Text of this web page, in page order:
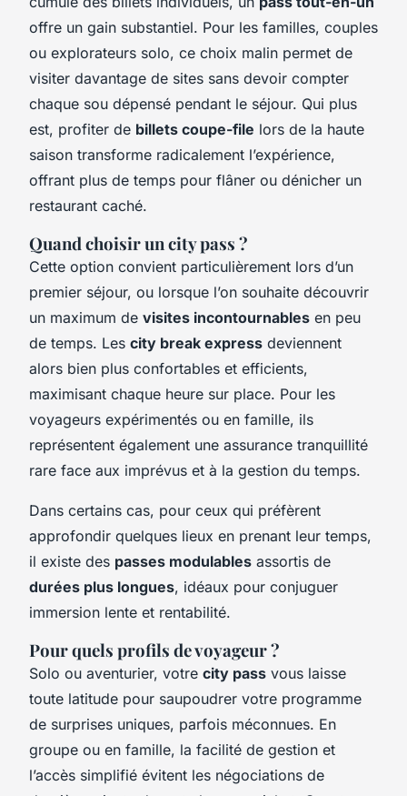
offre un gain substantiel. Pour les familles, couples
ou explorateurs solo, ce choix malin permet de
visiter davantage de sites sans devoir compter
chaque sou dépensé pendant le séjour. Qui plus
est, profiter de billets coupe-file lors de la haute
saison transforme radicalement l’expérience,
offrant plus de temps pour flâner ou dénicher un
restaurant caché.
Quand choisir un city pass ?
Cette option convient particulièrement lors d’un
premier séjour, ou lorsque l’on souhaite découvrir
un maximum de visites incontournables en peu
de temps. Les city break express deviennent
alors bien plus confortables et efficients,
maximisant chaque heure sur place. Pour les
voyageurs expérimentés ou en famille, ils
représentent également une assurance tranquillité
rare face aux imprévus et à la gestion du temps.
Dans certains cas, pour ceux qui préfèrent
approfondir quelques lieux en prenant leur temps,
il existe des passes modulables assortis de
durées plus longues, idéaux pour conjuguer
immersion lente et rentabilité.
Pour quels profils de voyageur ?
Solo ou aventurier, votre city pass vous laisse
toute latitude pour saupoudrer votre programme
de surprises uniques, parfois méconnues. En
groupe ou en famille, la facilité de gestion et
l’accès simplifié évitent les négociations de